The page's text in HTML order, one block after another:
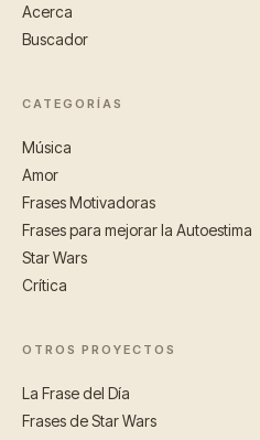
Acerca
Buscador
CATEGORÍAS
Música
Amor
Frases Motivadoras
Frases para mejorar la Autoestima
Star Wars
Crítica
OTROS PROYECTOS
La Frase del Día
Frases de Star Wars